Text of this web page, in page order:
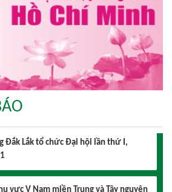
vực V Nam miền Trung và Tây nguyên
2026 quy mô khủng với 17 hoạt